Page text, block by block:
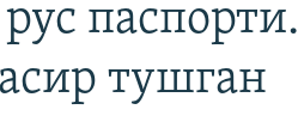
паспорти.
тушган